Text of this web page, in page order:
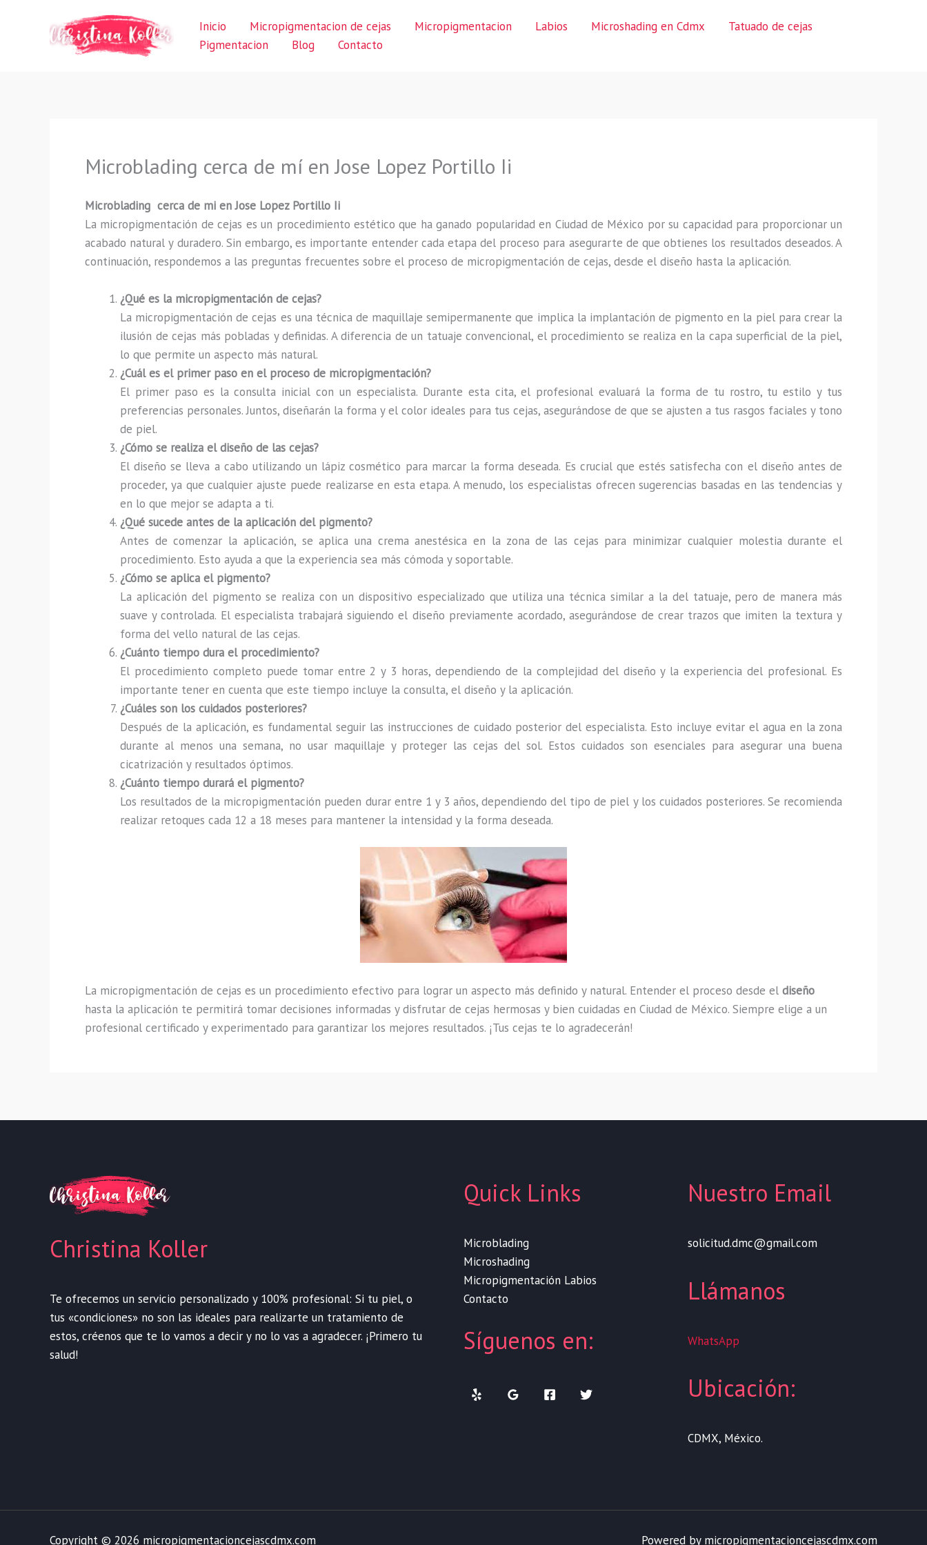
Inicio Micropigmentacion de cejas Micropigmentacion Labios Microshading en Cdmx
Tatuado de cejas
Pigmentacion
Blog Contacto
Microblading cerca de mí en Jose Lopez Portillo Ii
Microblading cerca de mi en Jose Lopez Portillo Ii
La micropigmentación de cejas es un procedimiento estético que ha ganado popularidad en Ciudad de México por su capacidad para proporcionar un
acabado natural y duradero. Sin embargo, es importante entender cada etapa del proceso para asegurarte de que obtienes los resultados deseados. A
continuación, respondemos a las preguntas frecuentes sobre el proceso de micropigmentación de cejas, desde el diseño hasta la aplicación.
¿Qué es la micropigmentación de cejas?
La micropigmentación de cejas es una técnica de maquillaje semipermanente que implica la implantación de pigmento en la piel para crear la
ilusión de cejas más pobladas y definidas. A diferencia de un tatuaje convencional, el procedimiento se realiza en la capa superficial de la piel,
lo que permite un aspecto más natural.
¿Cuál es el primer paso en el proceso de micropigmentación?
El primer paso es la consulta inicial con un especialista. Durante esta cita, el profesional evaluará la forma de tu rostro, tu estilo y tus
preferencias personales. Juntos, diseñarán la forma y el color ideales para tus cejas, asegurándose de que se ajusten a tus rasgos faciales y tono
de piel.
¿Cómo se realiza el diseño de las cejas?
El diseño se lleva a cabo utilizando un lápiz cosmético para marcar la forma deseada. Es crucial que estés satisfecha con el diseño antes de
proceder, ya que cualquier ajuste puede realizarse en esta etapa. A menudo, los especialistas ofrecen sugerencias basadas en las tendencias y
en lo que mejor se adapta a ti.
¿Qué sucede antes de la aplicación del pigmento?
Antes de comenzar la aplicación, se aplica una crema anestésica en la zona de las cejas para minimizar cualquier molestia durante el
procedimiento. Esto ayuda a que la experiencia sea más cómoda y soportable.
¿Cómo se aplica el pigmento?
La aplicación del pigmento se realiza con un dispositivo especializado que utiliza una técnica similar a la del tatuaje, pero de manera más
suave y controlada. El especialista trabajará siguiendo el diseño previamente acordado, asegurándose de crear trazos que imiten la textura y
forma del vello natural de las cejas.
¿Cuánto tiempo dura el procedimiento?
El procedimiento completo puede tomar entre 2 y 3 horas, dependiendo de la complejidad del diseño y la experiencia del profesional. Es
importante tener en cuenta que este tiempo incluye la consulta, el diseño y la aplicación.
¿Cuáles son los cuidados posteriores?
Después de la aplicación, es fundamental seguir las instrucciones de cuidado posterior del especialista. Esto incluye evitar el agua en la zona
durante al menos una semana, no usar maquillaje y proteger las cejas del sol. Estos cuidados son esenciales para asegurar una buena
cicatrización y resultados óptimos.
¿Cuánto tiempo durará el pigmento?
Los resultados de la micropigmentación pueden durar entre 1 y 3 años, dependiendo del tipo de piel y los cuidados posteriores. Se recomienda
realizar retoques cada 12 a 18 meses para mantener la intensidad y la forma deseada.
La micropigmentación de cejas es un procedimiento efectivo para lograr un aspecto más definido y natural. Entender el proceso desde el diseño
hasta la aplicación te permitirá tomar decisiones informadas y disfrutar de cejas hermosas y bien cuidadas en Ciudad de México. Siempre elige a un
profesional certificado y experimentado para garantizar los mejores resultados. ¡Tus cejas te lo agradecerán!
Christina Koller
Te ofrecemos un servicio personalizado y 100% profesional: Si tu piel, o
tus «condiciones» no son las ideales para realizarte un tratamiento de
estos, créenos que te lo vamos a decir y no lo vas a agradecer. ¡Primero tu
salud!
Quick Links
Microblading
Microshading
Micropigmentación Labios
Contacto
Síguenos en:
Nuestro Email
solicitud.dmc@gmail.com
Llámanos
WhatsApp
Ubicación:
CDMX, México.
Copyright © 2026 micropigmentacioncejascdmx.com Powered by micropigmentacioncejascdmx.com